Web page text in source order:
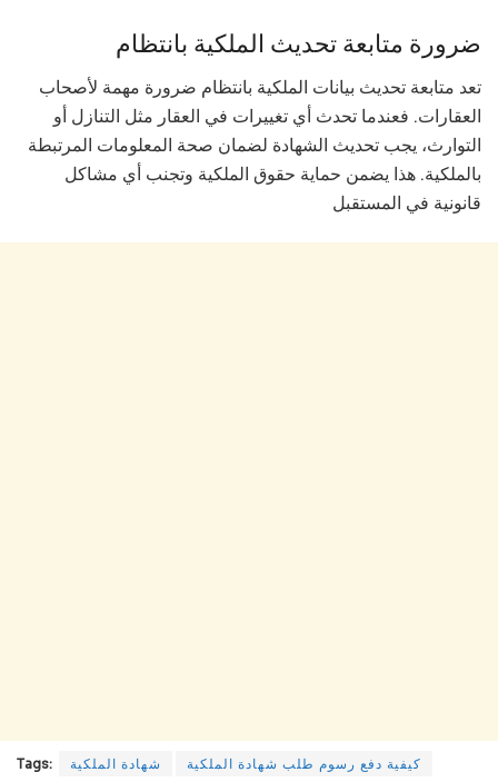
ضرورة متابعة تحديث الملكية بانتظام
تعد متابعة تحديث بيانات الملكية بانتظام ضرورة مهمة لأصحاب
العقارات. فعندما تحدث أي تغييرات في العقار مثل التنازل أو
التوارث، يجب تحديث الشهادة لضمان صحة المعلومات المرتبطة
بالملكية. هذا يضمن حماية حقوق الملكية وتجنب أي مشاكل
قانونية في المستقبل
Tags: شهادة الملكية
كيفية دفع رسوم طلب شهادة الملكية